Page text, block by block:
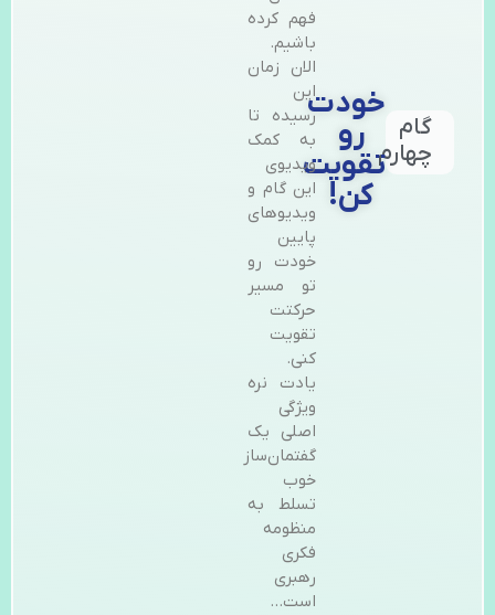
گام
چهارم
خودت
رو
تقویت
کن!
فهم کرده
باشیم.
الان زمان
این
رسیده تا
به کمک
ویدیوی
این گام و
ویدیوهای
پایین
خودت رو
تو مسیر
حرکتت
تقویت
کنی.
یادت نره
ویژگی
اصلی یک
گفتمان‌ساز
خوب
تسلط به
منظومه
فکری
رهبری
است…